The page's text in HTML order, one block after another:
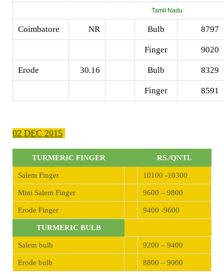
Tamil Nadu
Coimbatore NR Bulb 8797
Finger 9020
Erode 30.16 Bulb 8329
Finger 8591
02 DEC 2015
TURMERIC FINGER RS./QNTL
Salem Finger 10100 -10300
Mini Salem Finger 9600 – 9800
Erode Finger 9400 -9600
TURMERIC BULB
Salem bulb 9200 – 9400
Erode bulb 8800 – 9000